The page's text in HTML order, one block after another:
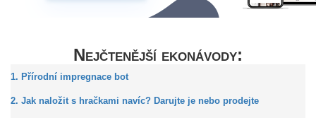
Nejčtenější ekonávody:
1. Přírodní impregnace bot
2. Jak naložit s hračkami navíc? Darujte je nebo prodejte